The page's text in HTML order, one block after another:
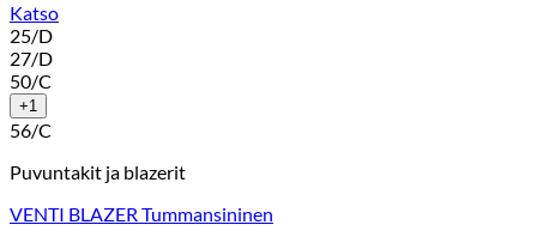
Katso
25/D
27/D
50/C
+1
56/C
Puvuntakit ja blazerit
VENTI BLAZER Tummansininen